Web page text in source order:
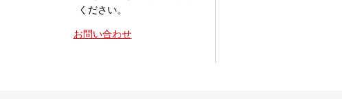
ください。
お問い合わせ